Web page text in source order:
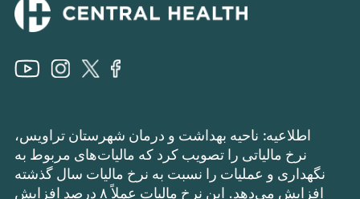
اطلاعیه: ناحیه بهداشت و درمان شهرستان تراویس،
نرخ مالیاتی را تصویب کرد که مالیات‌های مربوط به
نگهداری و عملیات را نسبت به نرخ مالیات سال گذشته
افزایش می‌دهد. این نرخ مالیات عملاً ۸ درصد افزایش